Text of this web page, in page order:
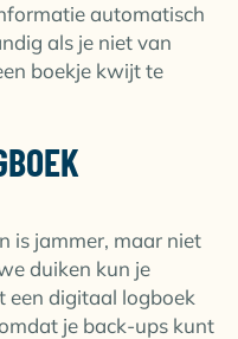
automatisch
als je niet van
boekje kwijt te
is jammer, maar niet
duiken kun je
een digitaal logboek
je back-ups kunt